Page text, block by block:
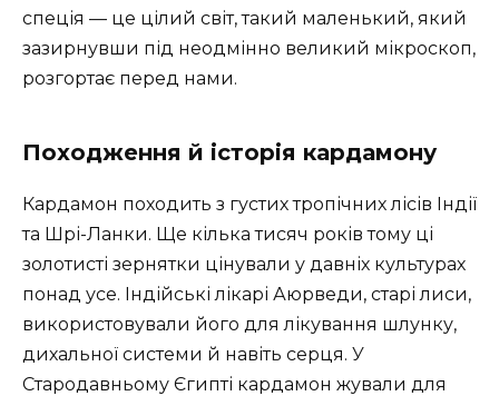
спеція — це цілий світ, такий маленький, який
зазирнувши під неодмінно великий мікроскоп,
розгортає перед нами.
Походження й історія кардамону
Кардамон походить з густих тропічних лісів Індії
та Шрі-Ланки. Ще кілька тисяч років тому ці
золотисті зернятки цінували у давніх культурах
понад усе. Індійські лікарі Аюрведи, старі лиси,
використовували його для лікування шлунку,
дихальної системи й навіть серця. У
Стародавньому Єгипті кардамон жували для